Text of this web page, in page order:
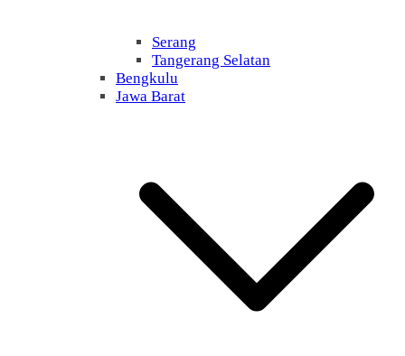
Serang
Tangerang Selatan
Bengkulu
Jawa Barat